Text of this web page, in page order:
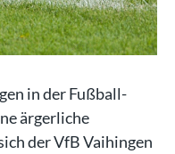
in der Fußball-
ärgerliche
der VfB Vaihingen